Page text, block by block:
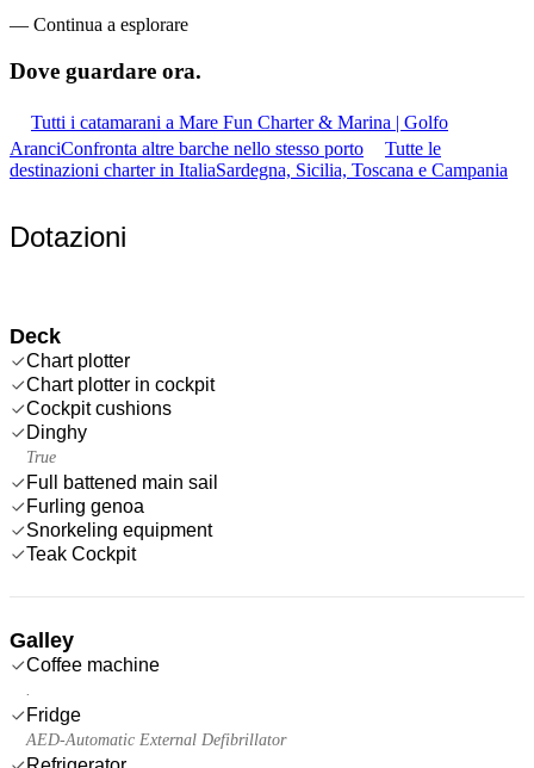
— Continua a esplorare
Dove guardare ora.
Tutti i catamarani a Mare Fun Charter & Marina | Golfo
AranciConfronta altre barche nello stesso porto
Tutte le
destinazioni charter in ItaliaSardegna, Sicilia, Toscana e Campania
Dotazioni
Deck
Chart plotter
Chart plotter in cockpit
Cockpit cushions
Dinghy
True
Full battened main sail
Furling genoa
Snorkeling equipment
Teak Cockpit
Galley
Coffee machine
Fridge
AED-Automatic External Defibrillator